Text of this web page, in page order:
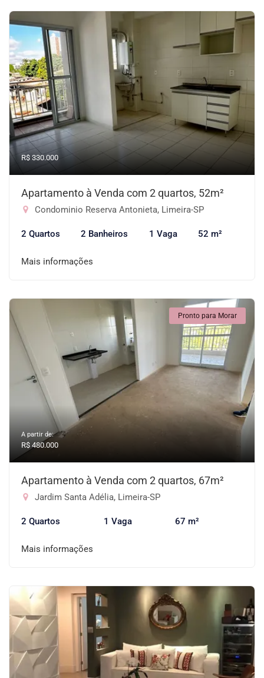
R$ 330.000
Apartamento à Venda com 2 quartos, 52m²
Condominio Reserva Antonieta, Limeira-SP
2 Quartos 2 Banheiros 1 Vaga 52 m²
Mais informações
Pronto para Morar
A partir de:
R$ 480.000
Apartamento à Venda com 2 quartos, 67m²
Jardim Santa Adélia, Limeira-SP
2 Quartos 1 Vaga 67 m²
Mais informações